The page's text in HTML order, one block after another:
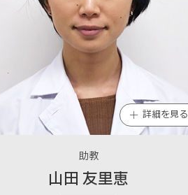
詳細を見る
助教
山田 友里恵